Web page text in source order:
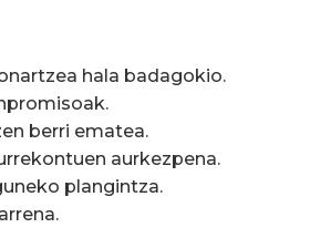
hala badagokio.
berri ematea.
aurkezpena.
plangintza.